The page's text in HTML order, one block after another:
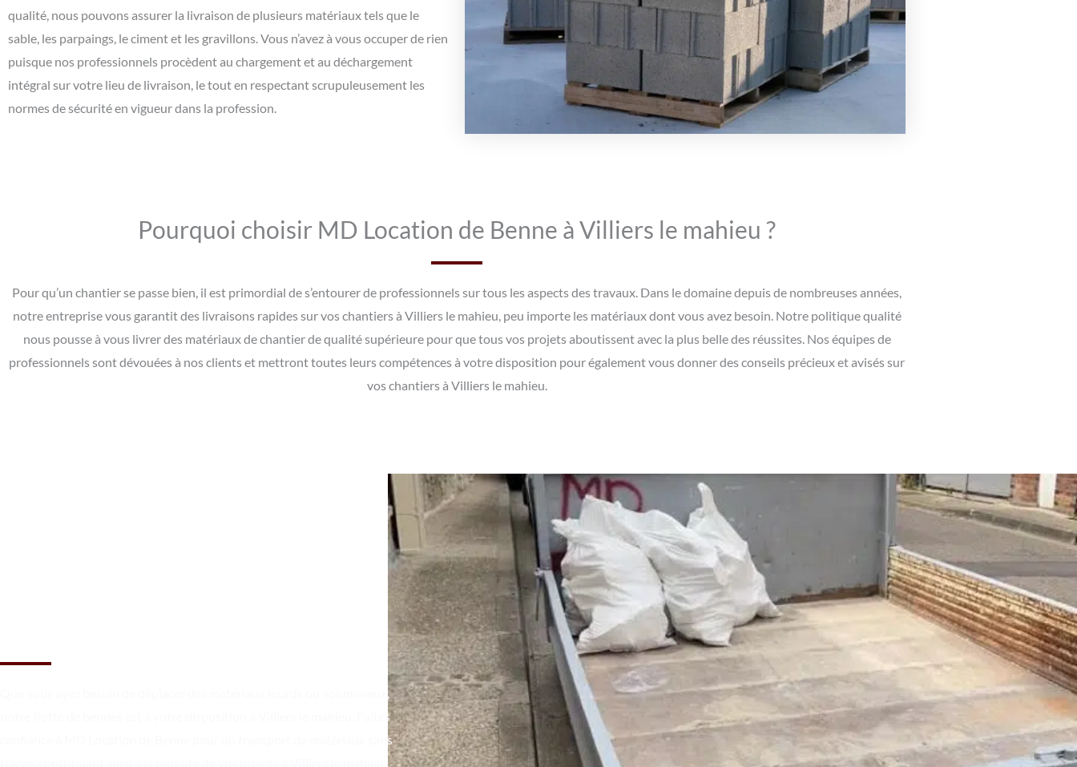
qualité, nous pouvons assurer la livraison de plusieurs matériaux tels que le
sable, les parpaings, le ciment et les gravillons. Vous n’avez à vous occuper de rien
puisque nos professionnels procèdent au chargement et au déchargement
intégral sur votre lieu de livraison, le tout en respectant scrupuleusement les
normes de sécurité en vigueur dans la profession.
Pourquoi choisir MD Location de Benne à Villiers le mahieu ?
Pour qu’un chantier se passe bien, il est primordial de s’entourer de professionnels sur tous les aspects des travaux. Dans le domaine depuis de nombreuses années,
notre entreprise vous garantit des livraisons rapides sur vos chantiers à Villiers le mahieu, peu importe les matériaux dont vous avez besoin. Notre politique qualité
nous pousse à vous livrer des matériaux de chantier de qualité supérieure pour que tous vos projets aboutissent avec la plus belle des réussites. Nos équipes de
professionnels sont dévouées à nos clients et mettront toutes leurs compétences à votre disposition pour également vous donner des conseils précieux et avisés sur
vos chantiers à Villiers le mahieu.
Que vous ayez besoin de déplacer des matériaux lourds ou volumineux,
notre flotte de bennes est à votre disposition à Villiers le mahieu. Faites
confiance à MD Location de Benne pour un transport de matériaux sans